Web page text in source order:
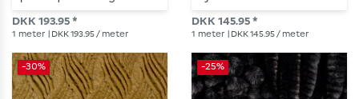
DKK 193.95 *
1 meter | DKK 193.95 / meter
DKK 145.95 *
1 meter | DKK 145.95 / meter
-30% -25%